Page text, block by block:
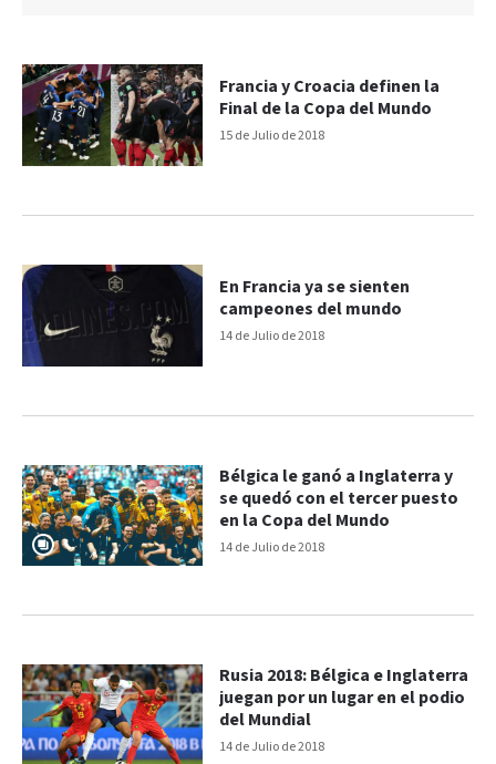
15 de Julio de 2018
Francia y Croacia definen la
Final de la Copa del Mundo
14 de Julio de 2018
En Francia ya se sienten
campeones del mundo
14 de Julio de 2018
Bélgica le ganó a Inglaterra y
se quedó con el tercer puesto
en la Copa del Mundo
14 de Julio de 2018
Rusia 2018: Bélgica e Inglaterra
juegan por un lugar en el podio
del Mundial